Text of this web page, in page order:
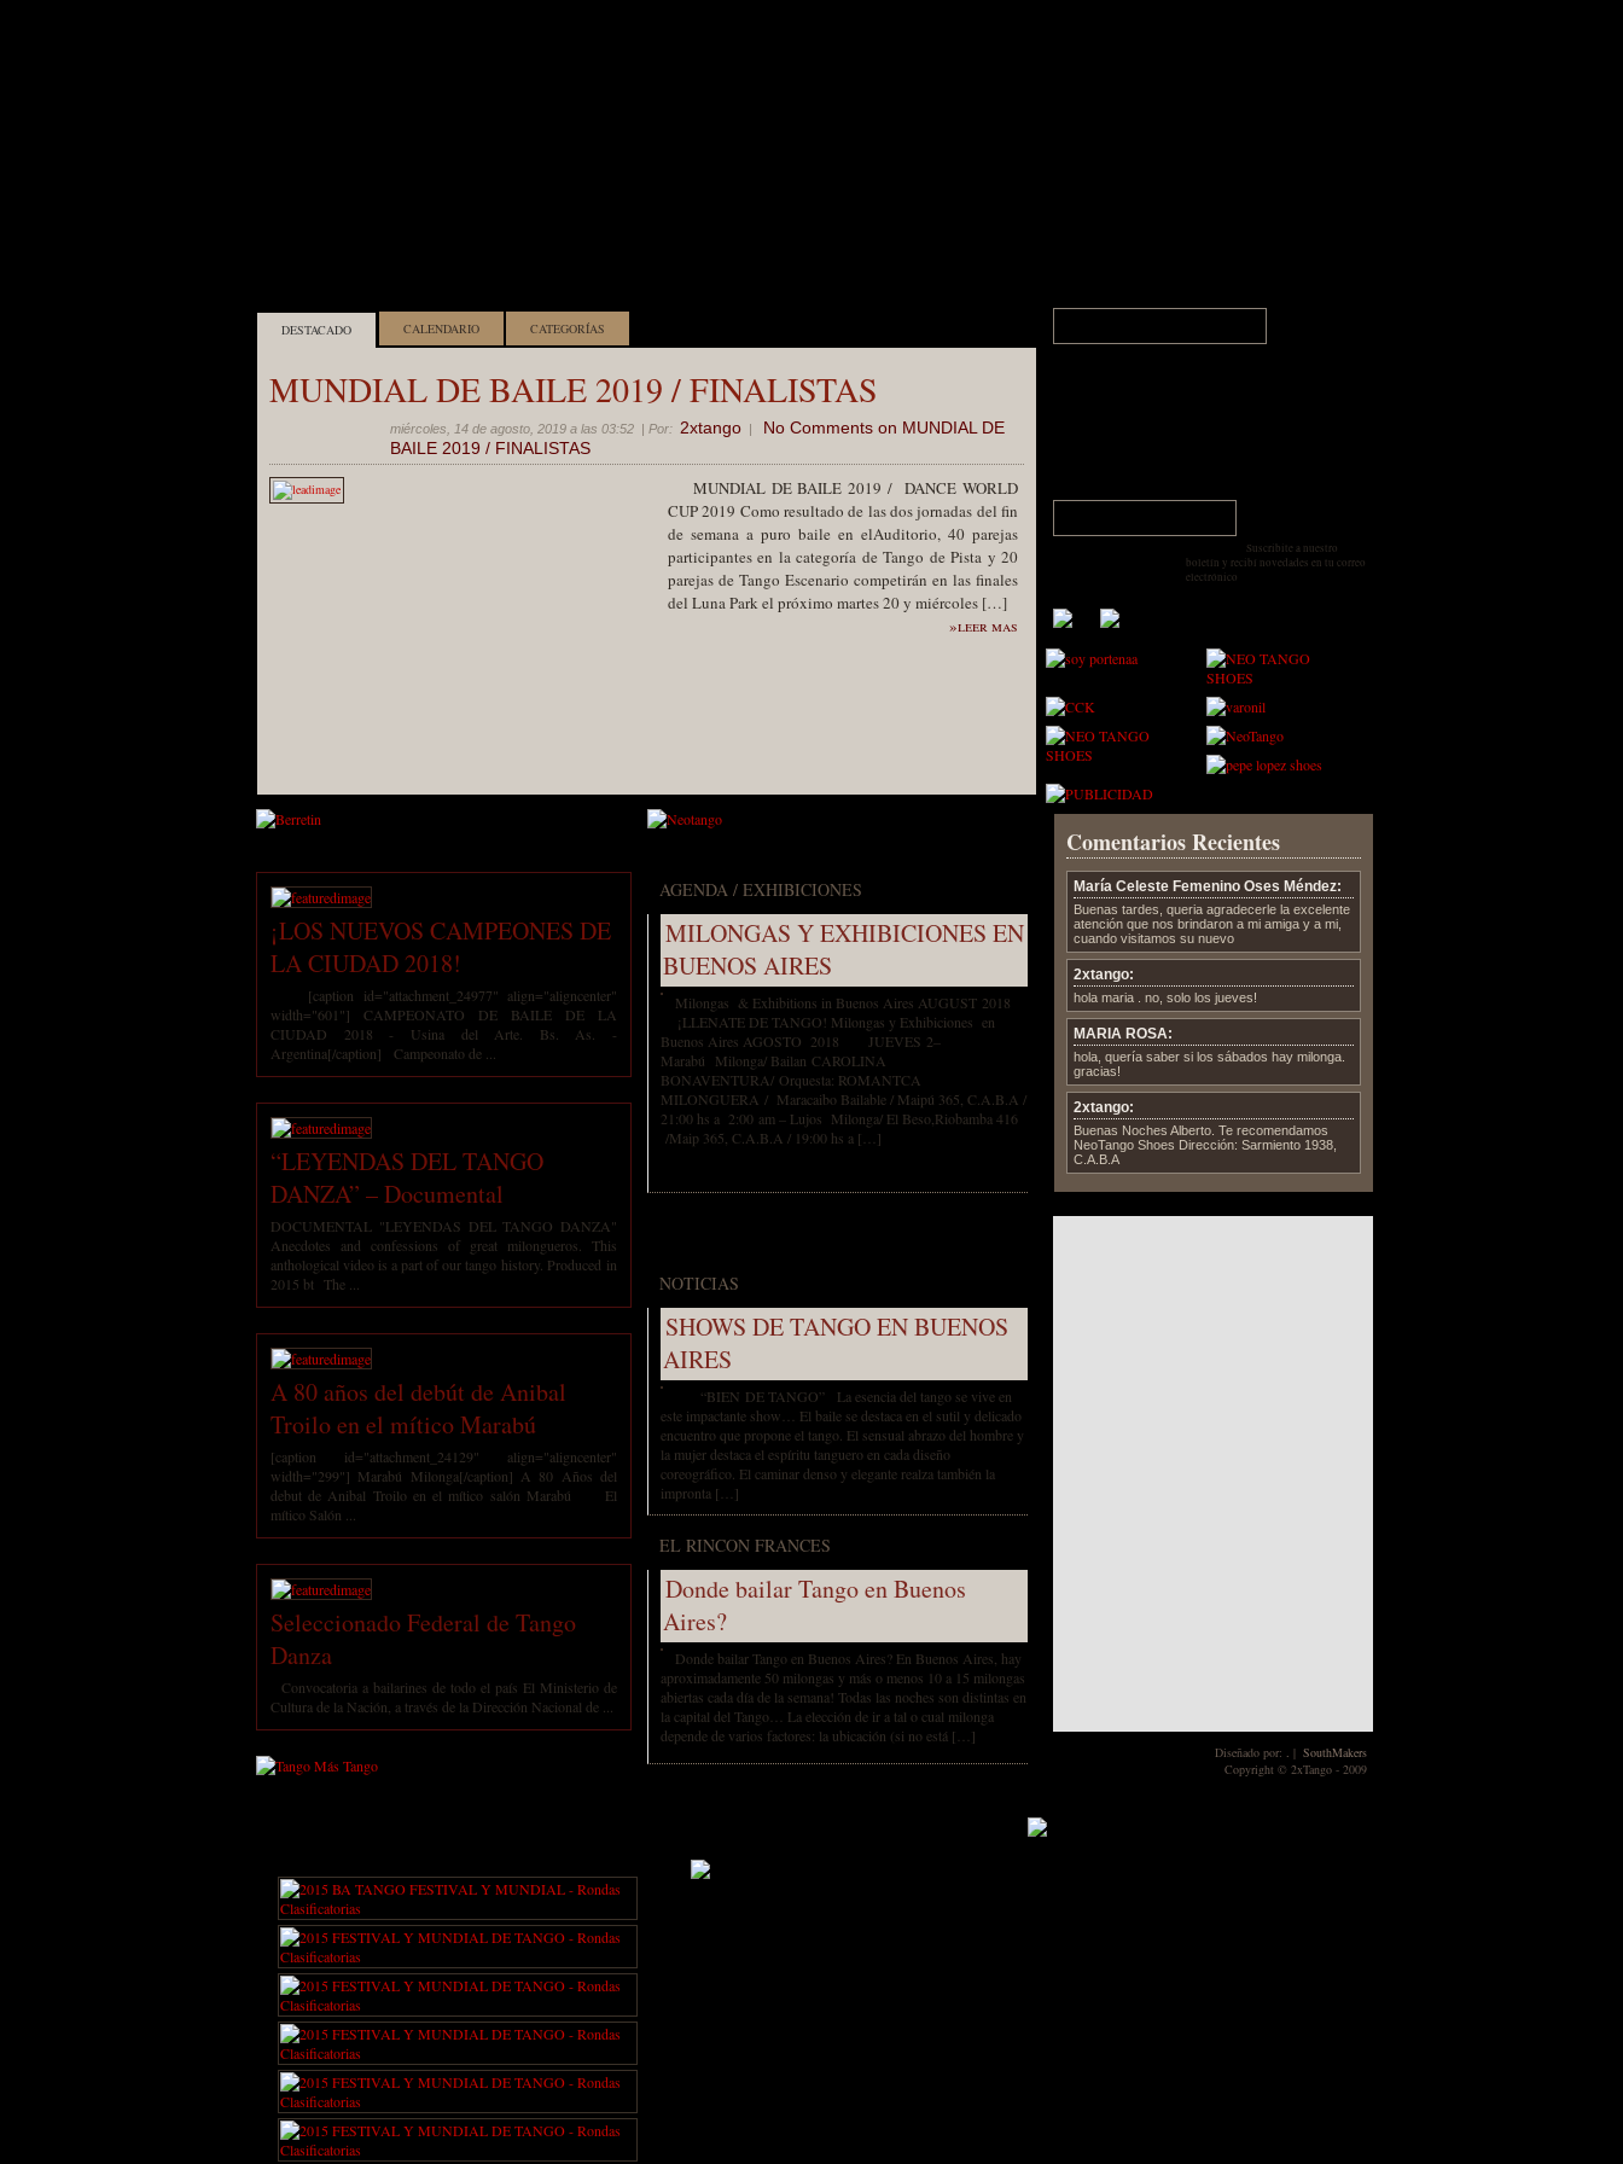
DESTACADO CALENDARIO CATEGORÍAS
MUNDIAL DE BAILE 2019 / FINALISTAS
miércoles, 14 de agosto, 2019 a las 03:52 | Por: 2xtango | No Comments on MUNDIAL DE
BAILE 2019 / FINALISTAS
MUNDIAL DE BAILE 2019 / DANCE WORLD
CUP 2019 Como resultado de las dos jornadas del fin
de semana a puro baile en elAuditorio, 40 parejas
participantes en la categoría de Tango de Pista y 20
parejas de Tango Escenario competirán en las finales
del Luna Park el próximo martes 20 y miércoles […]
»leer mas
¡LOS NUEVOS CAMPEONES DE
LA CIUDAD 2018!
[caption id="attachment_24977" align="aligncenter"
width="601"] CAMPEONATO DE BAILE DE LA
CIUDAD 2018 - Usina del Arte. Bs. As. -
Argentina[/caption] Campeonato de ...
“LEYENDAS DEL TANGO
DANZA” – Documental
DOCUMENTAL "LEYENDAS DEL TANGO DANZA"
Anecdotes and confessions of great milongueros. This
anthological video is a part of our tango history. Produced in
2015 bt The ...
A 80 años del debút de Anibal
Troilo en el mítico Marabú
[caption id="attachment_24129" align="aligncenter"
width="299"] Marabú Milonga[/caption] A 80 Años del
debut de Anibal Troilo en el mítico salón Marabú El
mítico Salón ...
Seleccionado Federal de Tango
Danza
Convocatoria a bailarines de todo el país El Ministerio de
Cultura de la Nación, a través de la Dirección Nacional de ...
AGENDA / EXHIBICIONES
MILONGAS Y EXHIBICIONES EN
BUENOS AIRES
Milongas & Exhibitions in Buenos Aires AUGUST 2018
¡LLENATE DE TANGO! Milongas y Exhibiciones en
Buenos Aires AGOSTO 2018 JUEVES 2–
Marabú Milonga/ Bailan CAROLINA
BONAVENTURA/ Orquesta: ROMANTCA
MILONGUERA / Maracaibo Bailable / Maipú 365, C.A.B.A /
21:00 hs a 2:00 am – Lujos Milonga/ El Beso,Riobamba 416
/Maip 365, C.A.B.A / 19:00 hs a […]
NOTICIAS
SHOWS DE TANGO EN BUENOS
AIRES
“BIEN DE TANGO” La esencia del tango se vive en
este impactante show… El baile se destaca en el sutil y delicado
encuentro que propone el tango. El sensual abrazo del hombre y
la mujer destaca el espíritu tanguero en cada diseño
coreográfico. El caminar denso y elegante realza también la
impronta […]
EL RINCON FRANCES
Donde bailar Tango en Buenos
Aires?
Donde bailar Tango en Buenos Aires? En Buenos Aires, hay
aproximadamente 50 milongas y más o menos 10 a 15 milongas
abiertas cada día de la semana! Todas las noches son distintas en
la capital del Tango… La elección de ir a tal o cual milonga
depende de varios factores: la ubicación (si no está […]
Suscribite a nuestro
boletín y recibí novedades en tu correo
electrónico
Comentarios Recientes
María Celeste Femenino Oses Méndez:
Buenas tardes, queria agradecerle la excelente
atención que nos brindaron a mi amiga y a mi,
cuando visitamos su nuevo
2xtango:
hola maria . no, solo los jueves!
MARIA ROSA:
hola, quería saber si los sábados hay milonga.
gracias!
2xtango:
Buenas Noches Alberto. Te recomendamos
NeoTango Shoes Dirección: Sarmiento 1938,
C.A.B.A
Diseñado por: . | SouthMakers
Copyright © 2xTango - 2009